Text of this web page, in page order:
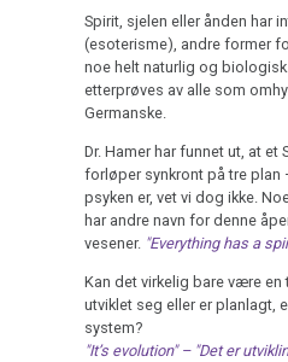
Immunsystem
Medisinering
optimale
Eksempel
revirkonflikt
Spirit, sjelen eller ånden har
(esoterisme), andre former
noe helt naturlig og
etterprøves av alle som
Germanske.
Dr. Hamer har funnet ut, at et
forløper synkront på tre plan
psyken er, vet vi dog ikke.
har andre navn for denne
vesener. "Everything has a
Kan det virkelig bare være
utviklet seg eller er planlagt,
system?
"It’s evolution" – "Det er